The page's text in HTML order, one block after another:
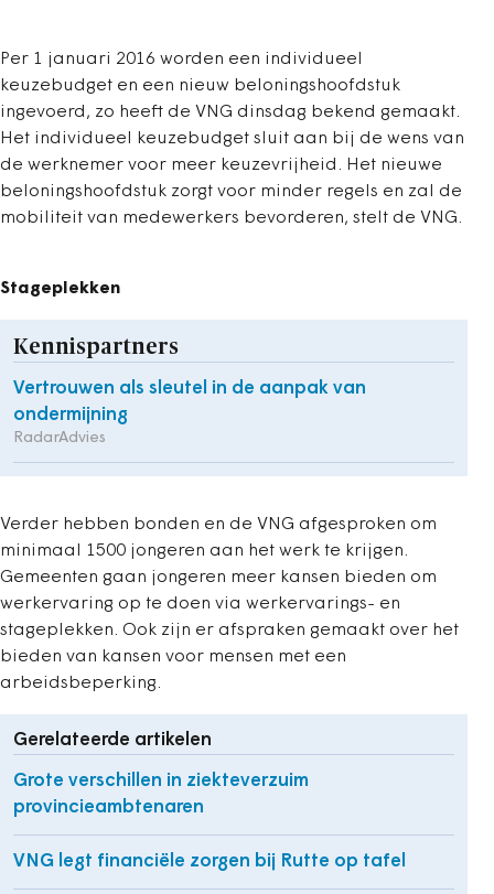
Per 1 januari 2016 worden een individueel
keuzebudget en een nieuw beloningshoofdstuk
ingevoerd, zo heeft de VNG dinsdag bekend gemaakt.
Het individueel keuzebudget sluit aan bij de wens van
de werknemer voor meer keuzevrijheid. Het nieuwe
beloningshoofdstuk zorgt voor minder regels en zal de
mobiliteit van medewerkers bevorderen, stelt de VNG.
Stageplekken
Kennispartners
Vertrouwen als sleutel in de aanpak van
ondermijning
RadarAdvies
Verder hebben bonden en de VNG afgesproken om
minimaal 1500 jongeren aan het werk te krijgen.
Gemeenten gaan jongeren meer kansen bieden om
werkervaring op te doen via werkervarings- en
stageplekken. Ook zijn er afspraken gemaakt over het
bieden van kansen voor mensen met een
arbeidsbeperking.
Gerelateerde artikelen
Grote verschillen in ziekteverzuim
provincieambtenaren
VNG legt financiële zorgen bij Rutte op tafel